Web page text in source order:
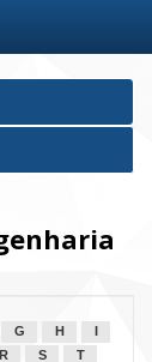
G H
R S
T